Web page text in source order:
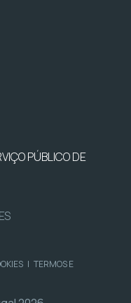
PÚBLICO DE
| TERMOS E